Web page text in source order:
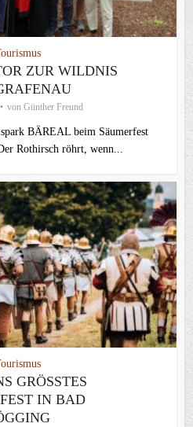
ZUR WILDNIS
von Günther Freund
BÄREAL beim Säumerfest
Rothirsch röhrt, wenn...
GRÖSSTES R
IN BAD G